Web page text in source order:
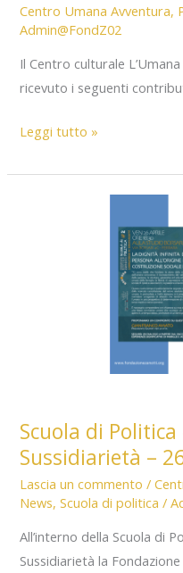
Centro Umana Avventura,
Admin@FondZ02
Il Centro culturale
ricevuto i seguenti
Pubblicazione
Economici”
Leggi tutto »
Scuola di
Sussidiarietà –
Lascia un commento /
News,Scuola di politica /
All’interno della Scuola di
Sussidiarietà la